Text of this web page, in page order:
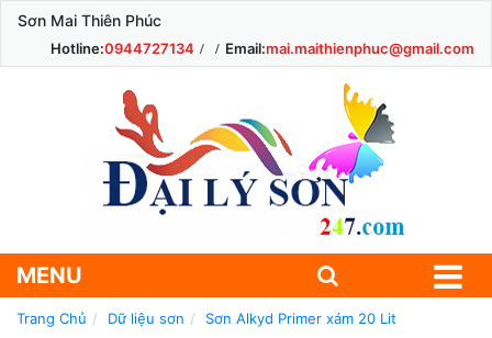
Sơn Mai Thiên Phúc
Hotline:0944727134 Email:mai.maithienphuc@gmail.com
MENU
Trang Chủ Dữ liệu sơn Sơn Alkyd Primer xám 20 Lit